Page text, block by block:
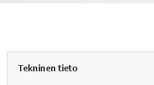
Tekninen tieto